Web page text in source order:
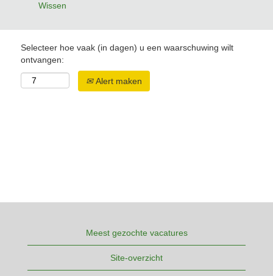
Wissen
Selecteer hoe vaak (in dagen) u een waarschuwing wilt
ontvangen:
Alert maken
Meest gezochte vacatures
Site-overzicht